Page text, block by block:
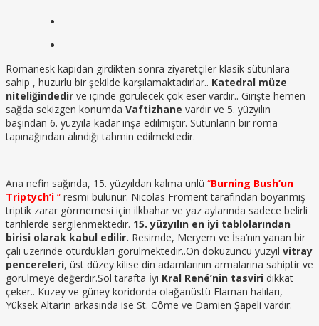
Romanesk kapıdan girdikten sonra ziyaretçiler klasik sütunlara
sahip , huzurlu bir şekilde karşılamaktadırlar.. Katedral müze
niteliğindedir ve içinde görülecek çok eser vardır.. Girişte hemen
sağda sekizgen konumda Vaftizhane vardır ve 5. yüzyılın
başından 6. yüzyıla kadar inşa edilmiştir. Sütunların bir roma
tapınağından alındığı tahmin edilmektedir.
Ana nefin sağında, 15. yüzyıldan kalma ünlü “Burning Bush’un
Triptych’i “ resmi bulunur. Nicolas Froment tarafından boyanmış
triptik zarar görmemesi için ilkbahar ve yaz aylarında sadece belirli
tarihlerde sergilenmektedir. 15. yüzyılın en iyi tablolarından
birisi olarak kabul edilir. Resimde, Meryem ve İsa’nın yanan bir
çalı üzerinde oturdukları görülmektedir..On dokuzuncu yüzyıl vitray
pencereleri, üst düzey kilise din adamlarının armalarına sahiptir ve
görülmeye değerdir.Sol tarafta İyi Kral René’nin tasviri dikkat
çeker.. Kuzey ve güney koridorda olağanüstü Flaman halıları,
Yüksek Altar’ın arkasında ise St. Côme ve Damien Şapeli vardır.